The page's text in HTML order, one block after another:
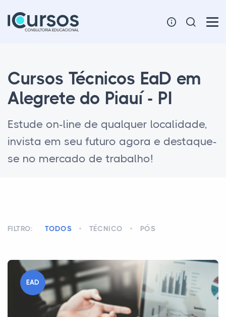
Cursos Técnicos EaD em
Alegrete do Piauí - PI
Estude on-line de qualquer localidade,
invista em seu futuro agora e destaque-
se no mercado de trabalho!
FILTRO: TODOS TÉCNICO PÓS
EAD